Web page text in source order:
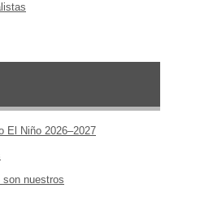
El Niño 2026–2027
nuestros